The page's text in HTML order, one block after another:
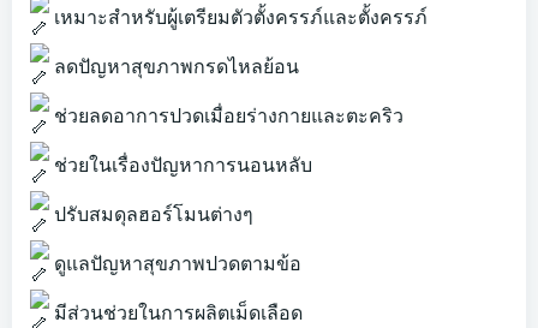
เหมาะสำหรับผู้เตรียมตัวตั้งครรภ์และตั้งครรภ์
ลดปัญหาสุขภาพกรดไหลย้อน
ช่วยลดอาการปวดเมื่อยร่างกายและตะคริว
ช่วยในเรื่องปัญหาการนอนหลับ
ปรับสมดุลฮอร์โมนต่างๆ
ดูแลปัญหาสุขภาพปวดตามข้อ
มีส่วนช่วยในการผลิตเม็ดเลือด